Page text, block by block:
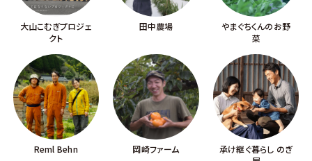
大山こむぎプロジェ
クト
田中農場
やまぐちくんのお野
菜
Reml Behn 岡崎ファーム
承け継ぐ暮らし のぎ